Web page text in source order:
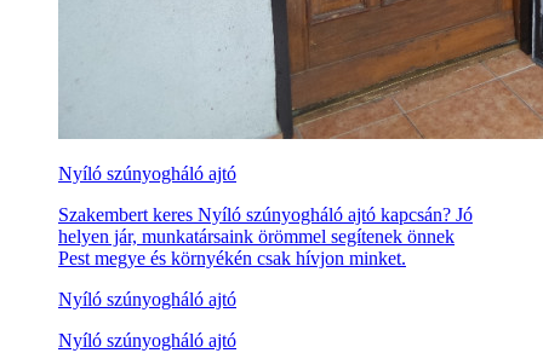
Nyíló szúnyogháló ajtó
Szakembert keres Nyíló szúnyogháló ajtó kapcsán? Jó
helyen jár, munkatársaink örömmel segítenek önnek
Pest megye és környékén csak hívjon minket.
Nyíló szúnyogháló ajtó
Nyíló szúnyogháló ajtó